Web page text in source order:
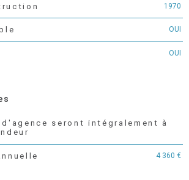
1970
OUI
OUI
seront intégralement à
4 360 €